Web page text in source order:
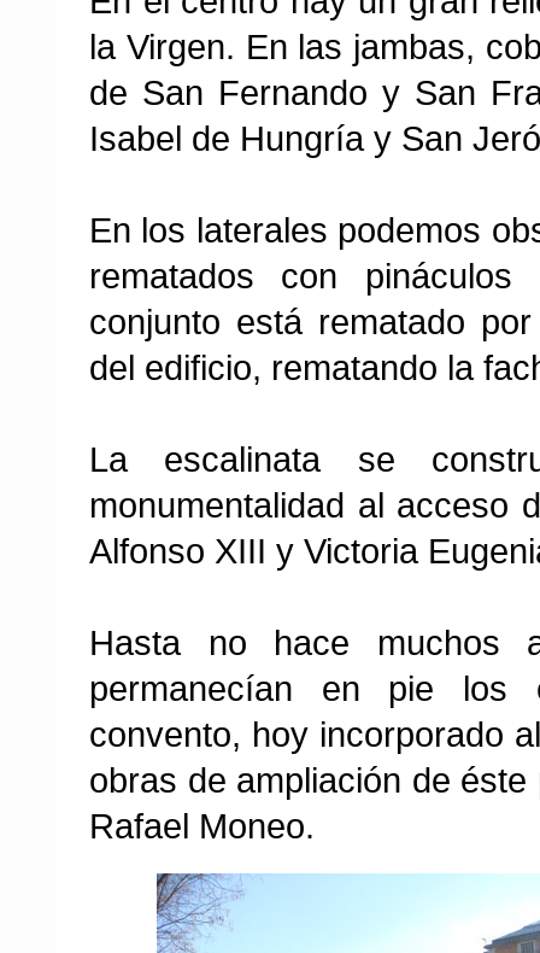
la Virgen. En las jambas,
de San Fernando y San
Isabel de Hungría y San
En los laterales podemos
rematados con
conjunto está rematado
del edificio, rematando la
La escalinata se
monumentalidad al acceso
Alfonso XIII y Victoria
Hasta no hace muchos
permanecían en pie los
convento, hoy incorporado
obras de ampliación de
Rafael Moneo.